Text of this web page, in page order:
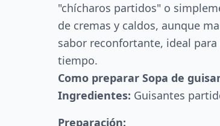
"chícharos partidos" o
de cremas y caldos, aunque
sabor reconfortante, ideal
tiempo.
Como preparar Sopa de
Ingredientes: Guisantes
Preparación: